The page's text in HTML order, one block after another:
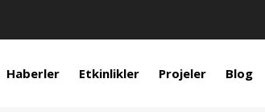
Haberler Etkinlikler Projeler Blog